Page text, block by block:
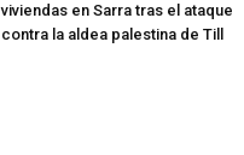
viviendas en Sarra tras el ataque
contra la aldea palestina de Till